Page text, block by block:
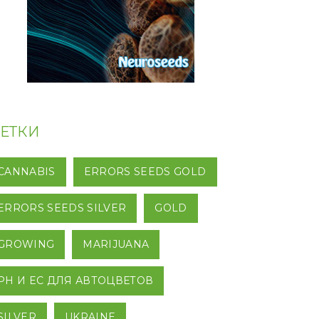
ERRORS SEEDS GOLD
SEEDS SILVER GOLD
MARIJUANA
И EC ДЛЯ АВТОЦВЕТОВ